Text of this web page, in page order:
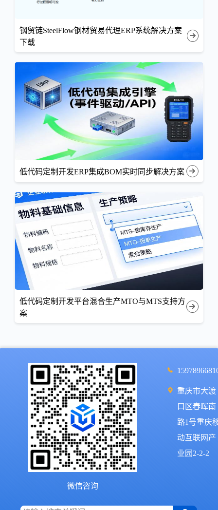
钢贸链SteelFlow钢材贸易代理ERP系统解决方案
下载
低代码定制开发ERP集成BOM实时同步解决方案
低代码定制开发平台混合生产MTO与MTS支持方
案
微信咨询
重庆市大渡
口区春晖南
路1号重庆
动互联网产
业园2-2-2